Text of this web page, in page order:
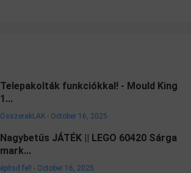
Telepakolták funkciókkal! - Mould King
1...
ÖsszerakLAK - October 16, 2025
Nagybetűs JÁTÉK || LEGO 60420 Sárga
mark...
építsd fel! - October 16, 2025